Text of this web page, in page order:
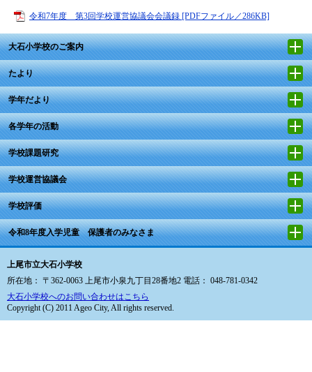
令和7年度 第3回学校運営協議会会議録 [PDFファイル／286KB]
大石小学校のご案内
たより
学年だより
各学年の活動
学校課題研究
学校運営協議会
学校評価
令和8年度入学児童 保護者のみなさま
上尾市立大石小学校
所在地： 〒362-0063 上尾市小泉九丁目28番地2 電話： 048-781-0342
大石小学校へのお問い合わせはこちら
Copyright (C) 2011 Ageo City, All rights reserved.